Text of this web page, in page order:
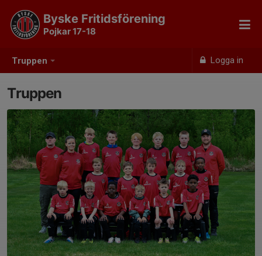
Truppen Logga in
Byske Fritidsförening
Pojkar 17-18
Truppen